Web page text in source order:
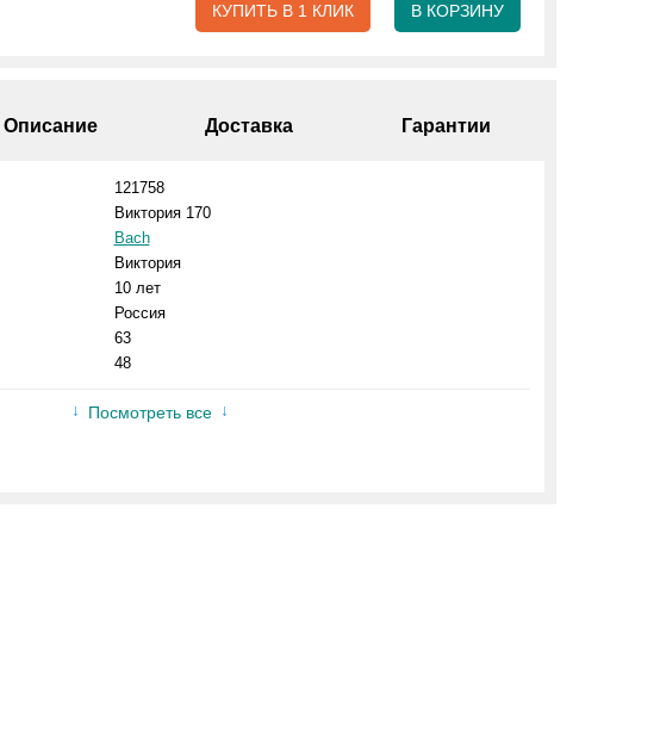
КУПИТЬ В 1 КЛИК В КОРЗИНУ
Описание Доставка Гарантии
121758
Виктория 170
Bach
Виктория
10 лет
Россия
63
48
Посмотреть все